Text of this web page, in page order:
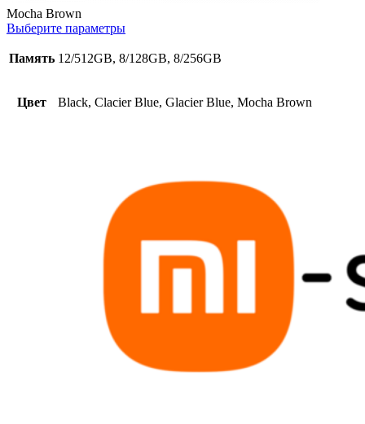
Mocha Brown
Выберите параметры
Память 12/512GB, 8/128GB, 8/256GB
Цвет Black, Clacier Blue, Glacier Blue, Mocha Brown